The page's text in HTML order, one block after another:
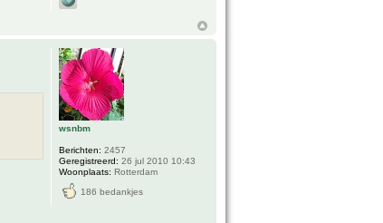
wsnbm
Berichten: 2457
Geregistreerd: 26 jul 2010 10:43
Woonplaats: Rotterdam
186 bedankjes